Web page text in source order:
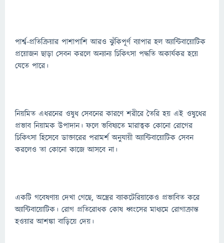
পার্শ্ব-প্রতিক্রিয়ার পাশাপাশি আরও ঝুঁকিপূর্ণ ব্যাপার হল অ্যান্টিবায়োটিক
প্রয়োজন ছাড়া সেবন করলে অন্যান্য চিকিৎসা পদ্ধতি অকার্যকর হয়ে
যেতে পারে।
নিয়মিত এধরনের ওষুধ সেবনের কারণে শরীরে তৈরি হয় এই ওষুধের
প্রভাব নিয়ামক উপাদান। ফলে ভবিষ্যতে মারাত্বক কোনো রোগের
চিকিৎসা হিসেবে ডাক্তারের পরামর্শ অনুযায়ী অ্যান্টিবায়োটিক সেবন
করলেও তা কোনো কাজে আসবে না।
একটি গবেষণায় দেখা গেছে, অন্ত্রের ব্যাকটেরিয়াকেও প্রভাবিত করে
অ্যান্টিবায়োটিক। রোগ প্রতিরোধক কোষ ধ্বংসের মাধ্যমে রোগাক্রান্ত
হওয়ার আশঙ্কা বাড়িয়ে দেয়।